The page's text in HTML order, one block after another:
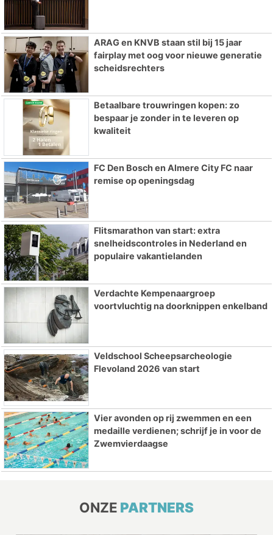
ARAG en KNVB staan stil bij 15 jaar
fairplay met oog voor nieuwe generatie
scheidsrechters
Betaalbare trouwringen kopen: zo
bespaar je zonder in te leveren op
kwaliteit
FC Den Bosch en Almere City FC naar
remise op openingsdag
Flitsmarathon van start: extra
snelheidscontroles in Nederland en
populaire vakantielanden
Verdachte Kempenaargroep
voortvluchtig na doorknippen enkelband
Veldschool Scheepsarcheologie
Flevoland 2026 van start
Vier avonden op rij zwemmen en een
medaille verdienen; schrijf je in voor de
Zwemvierdaagse
ONZE PARTNERS